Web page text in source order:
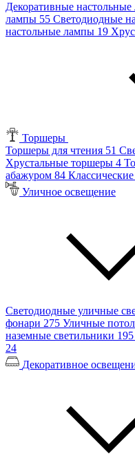
Декоративные
лампы 55 Светодиодные
настольные лампы 19
Торшеры
Торшеры для чтения 51
Хрустальные торшеры 4
абажуром 84
Уличное освещение
Светодиодные уличные
фонари 275 Уличные
наземные светильники 195
24
Декоративное